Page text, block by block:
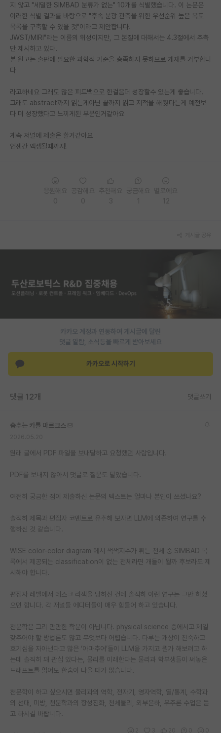
임용 정보 게시판
학부 인턴 게시판
취업 게시판
임용 후기 게시판
인문사회 계열 게시판
반도체/AI 게시판
반도체 아카데미
지 않고 "세밀한 SIMBAD 분류가 없는" 10개를 식별했습니다. 이 논문은
이러한 식별 결과를 바탕으로 "후속 분광 관측을 위한 우선순위 높은 목표
목록을 구축할 수 있을 것"이라고 제안합니다.
JWST/MIRI"라는 이름의 위성이지만, 그 본질에 대해서는 4.3절에서 추측
만 제시하고 있다.
본 원고는 출판에 필요한 과학적 기준을 충족하지 못하므로 게재를 거부합니
다
라고하네요 그래도 많은 피드백으로 한걸음더 성장할수 있는게 좋습니다.
그래도 abstract까지 읽는게아닌 끝까지 읽고 지적을 해줫다는게 예전보
다 더 성장했다고 느끼게된 부분인거같아요
계속 저널에 제출은 할거같아요
언젠간 엑셉될때까지!
카카오 계정과 연동하여 게시글에 달린
댓글 알람, 소식등을 빠르게 받아보세요
카카오로 시작하기
댓글 12개 댓글쓰기
춤추는 카를 마르크스
원래 글에서 PDF 파일을 보내달하고 요청했던 사람입니다.
PDF를 보내지 않아서 댓글로 질문도 달았습니다.
여전히 궁금한 점이 제출하신 논문의 텍스트는 얼마나 본인이 쓰셨나요?
솔직히 제목과 편집자 코멘트로 유추해 보자면 LLM에 의존하여 연구를 수
행하신 것 같습니다.
WISE color-color diagram 에서 색색지수가 튀는 천체 중 SIMBAD 목
록에서 제공되는 classification이 없는 천체라면 개들이 뭘까 후보라도 제
시해야 합니다.
편집자 레벨에서 데스크 리젝을 당하신 건데 솔직히 이런 연구는 그만 하셨
으면 합니다. 각 저널들 에디터들이 매우 힘들어 하고 있습니다.
천문학은 그리 만만한 학문이 아닙니다. physical science 중에서고 제일
갖추어야 할 방법론도 많고 무엇보다 어렵습니다. 다루는 개상이 친숙하고
호기심을 자아낸다고 많은 ‘아마추어’들이 LLM을 가지고 뭔가 해보려고 하
는데 솔직히 꽤 관심 있다는, 물리를 이래한다는 물리과 학부생들이 써놓은
드래프트를 읽어도 한숨이 나올 때가 많습니다.
천문학이 하고 싶으시면 물리과의 역학, 전자기, 영자역학, 열/통계, 수학과
의 선대, 미방, 천문학과의 항성진화, 천체물리, 외부은하, 우주론 수업은 듣
고 하시길 바랍니다.